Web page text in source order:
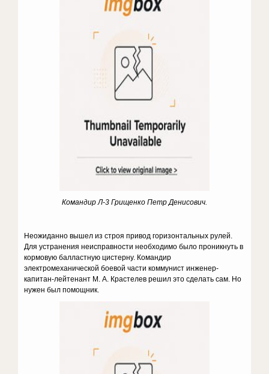
Командир Л-3 Грищенко Петр Денисович.
Неожиданно вышел из строя привод горизонтальных рулей.
Для устранения неисправности необходимо было проникнуть в
кормовую балластную цистерну. Командир
электромеханической боевой части коммунист инженер-
капитан-лейтенант М. А. Крастелев решил это сделать сам. Но
нужен был помощник.